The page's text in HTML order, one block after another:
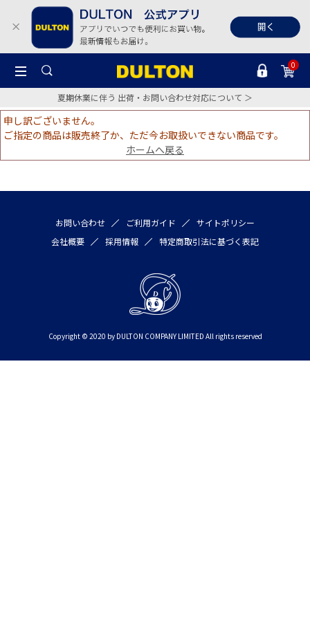
0
夏期休業に伴う 出荷・お問い合わせ対応について ＞
申し訳ございません。
ご指定の商品は販売終了か、ただ今お取扱いできない商品です。
ホームへ戻る
お問い合わせ ご利用ガイド
サイトポリシー
会社概要
採用情報 特定商取引法に基づく表記
Copyright © 2020 by DULTON COMPANY LIMITED All rights reserved